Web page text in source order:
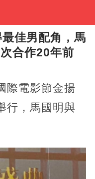
佳男配角，馬
合作20年前
際電影節金揚
行，馬國明與